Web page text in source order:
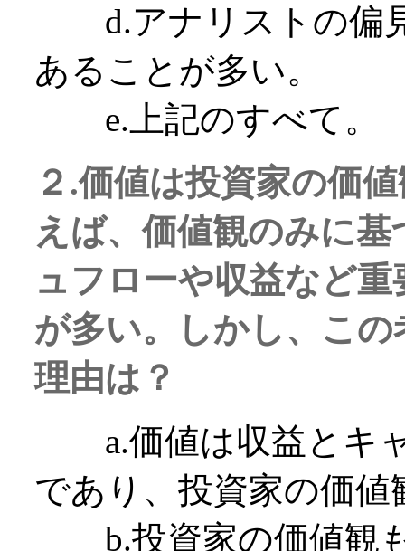
d.アナリストの偏
あることが多い。
e.上記のすべて。
２.価値は投資家の価
えば、価値観のみに
ュフローや収益など
が多い。しかし、こ
理由は？
a.価値は収益とキ
であり、投資家の価
b.投資家の価値観も